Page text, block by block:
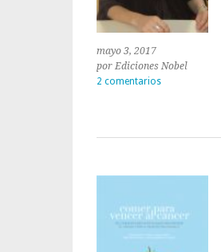
mayo 3, 2017
por Ediciones Nobel
2 comentarios